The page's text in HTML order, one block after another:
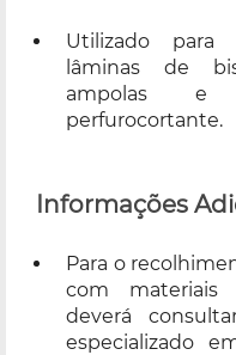
Utilizado para
lâminas de
ampolas e
perfurocortante.
Informações
Para o
com materiais
deverá
especializado